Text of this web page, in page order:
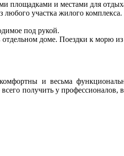
площадками и местами для
любого участка жилого комплекса.
под рукой.
доме. Поездки к морю
и весьма
получить у